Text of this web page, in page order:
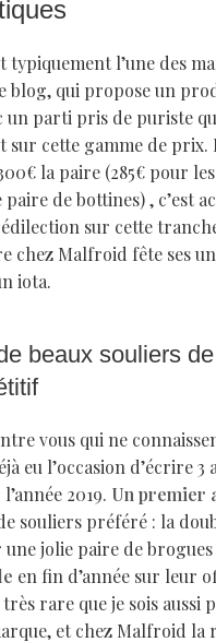
typiquement l’une des
blog, qui propose un
un parti pris de puriste
sur cette gamme de prix.
la paire (285€ pour
paire de bottines) , c’est
sur cette
chez Malfroid fête ses
iota.
beaux souliers
vous qui ne
eu l’occasion d’écrire
2019. Un premier
souliers préféré : la
une jolie paire de
en fin d’année sur leur
très rare que je sois aussi
et chez Malfroid la